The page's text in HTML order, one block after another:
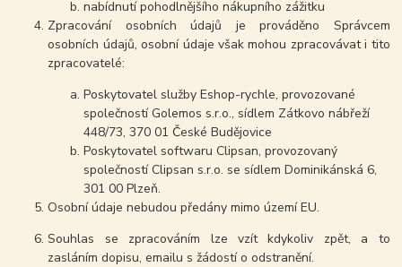
nabídnutí pohodlnějšího nákupního zážitku
Zpracování osobních údajů je prováděno Správcem
osobních údajů, osobní údaje však mohou zpracovávat i tito
zpracovatelé:
Poskytovatel služby Eshop-rychle, provozované
společností Golemos s.r.o., sídlem Zátkovo nábřeží
448/73, 370 01 České Budějovice
Poskytovatel softwaru Clipsan, provozovaný
společností Clipsan s.r.o. se sídlem Dominikánská 6,
301 00 Plzeň.
Osobní údaje nebudou předány mimo území EU.
Souhlas se zpracováním lze vzít kdykoliv zpět, a to
zasláním dopisu, emailu s žádostí o odstranění.